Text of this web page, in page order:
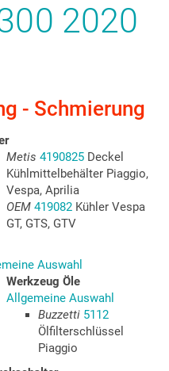
2020
- Schmierung
Metis 4190825Deckel
Kühlmittelbehälter Piaggio,
Vespa, Aprilia
OEM 419082Kühler Vespa
GT, GTS, GTV
Auswahl
Werkzeug Öle
Allgemeine Auswahl
Buzzetti 5112
Ölfilterschlüssel
Piaggio